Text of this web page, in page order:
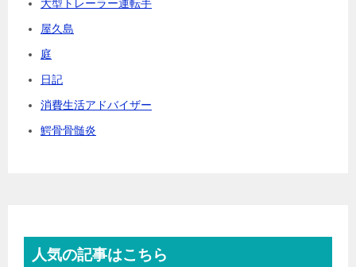
大型トレーラー運転手
屋久島
庭
日記
消費生活アドバイザー
鰐骨骨髄炎
人気の記事はこちら